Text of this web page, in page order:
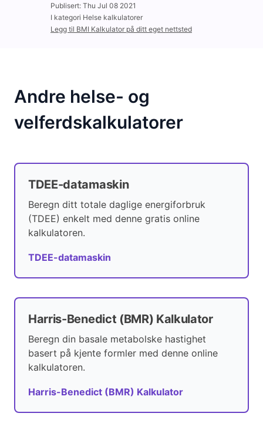
Publisert: Thu Jul 08 2021
I kategori Helse kalkulatorer
Legg til BMI Kalkulator på ditt eget nettsted
Andre helse- og
velferdskalkulatorer
TDEE-datamaskin
Beregn ditt totale daglige energiforbruk
(TDEE) enkelt med denne gratis online
kalkulatoren.
TDEE-datamaskin
Harris-Benedict (BMR) Kalkulator
Beregn din basale metabolske hastighet
basert på kjente formler med denne online
kalkulatoren.
Harris-Benedict (BMR) Kalkulator